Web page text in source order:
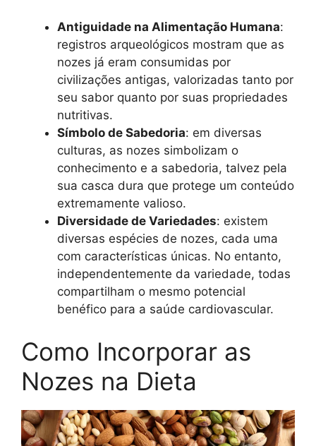
Antiguidade na Alimentação Humana:
registros arqueológicos mostram que as
nozes já eram consumidas por
civilizações antigas, valorizadas tanto por
seu sabor quanto por suas propriedades
nutritivas.
Símbolo de Sabedoria: em diversas
culturas, as nozes simbolizam o
conhecimento e a sabedoria, talvez pela
sua casca dura que protege um conteúdo
extremamente valioso.
Diversidade de Variedades: existem
diversas espécies de nozes, cada uma
com características únicas. No entanto,
independentemente da variedade, todas
compartilham o mesmo potencial
benéfico para a saúde cardiovascular.
Como Incorporar as
Nozes na Dieta